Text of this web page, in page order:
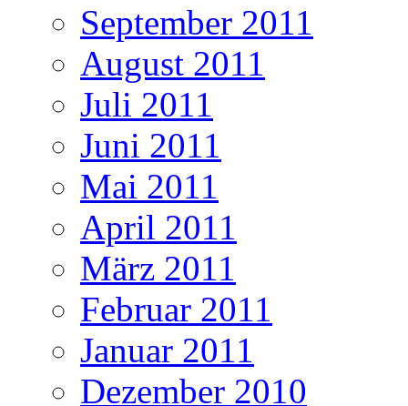
September 2011
August 2011
Juli 2011
Juni 2011
Mai 2011
April 2011
März 2011
Februar 2011
Januar 2011
Dezember 2010